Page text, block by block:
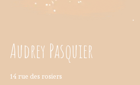
Audrey Pasquier
14 rue des rosiers